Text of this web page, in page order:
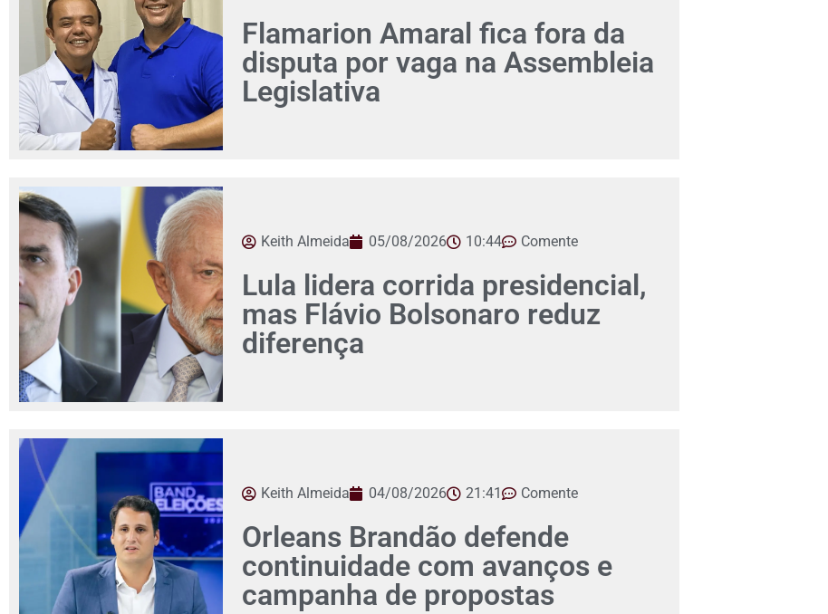
Flamarion Amaral fica fora da
disputa por vaga na Assembleia
Legislativa
Keith Almeida 05/08/2026 10:44 Comente
Lula lidera corrida presidencial,
mas Flávio Bolsonaro reduz
diferença
Keith Almeida 04/08/2026 21:41 Comente
Orleans Brandão defende
continuidade com avanços e
campanha de propostas